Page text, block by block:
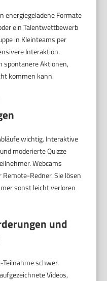
energiegeladene Formate
ein Talentwettbewerb
in Kleinteams per
Interaktion.
spontanere Aktionen,
kommen kann.
wichtig. Interaktive
moderierte Quizze
Webcams
Redner. Sie lösen
sonst leicht verloren
und
schwer.
Videos,